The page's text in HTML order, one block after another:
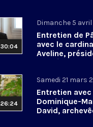
30:04
Dimanche 5
Entretien de
avec le
Aveline,
Conférence des
26:24
Samedi 21 mars
Entretien
Dominique-
David,